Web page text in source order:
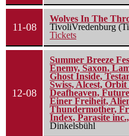
11-08
Wolves In The
TivoliVredenburg
Tickets
12-08
Summer Breeze
Enemy, Saxon,
Ghost Inside,
Swiss, Alcest,
Deafheaven,
Einer Freiheit,
Thundermother,
Index, Parasite
Dinkelsbühl